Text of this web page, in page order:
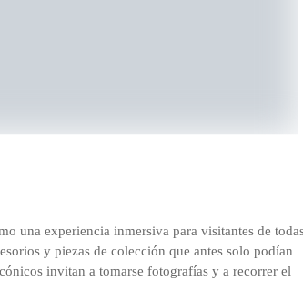
una experiencia inmersiva para visitantes de
y piezas de colección que antes solo podían
invitan a tomarse fotografías y a recorrer el